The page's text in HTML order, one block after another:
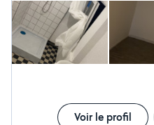
Voir le profil